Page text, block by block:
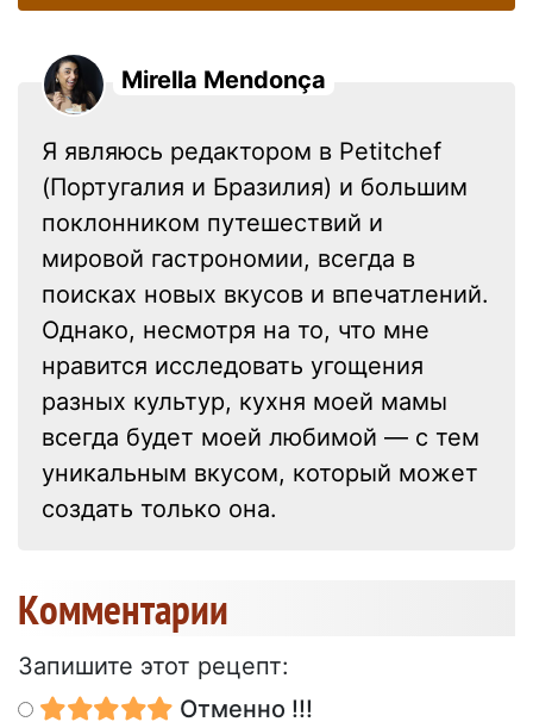
Mirella Mendonça
Я являюсь редактором в Petitchef
(Португалия и Бразилия) и большим
поклонником путешествий и
мировой гастрономии, всегда в
поисках новых вкусов и впечатлений.
Однако, несмотря на то, что мне
нравится исследовать угощения
разных культур, кухня моей мамы
всегда будет моей любимой — с тем
уникальным вкусом, который может
создать только она.
Kомментарии
Запишите этот рецепт:
Отменно !!!